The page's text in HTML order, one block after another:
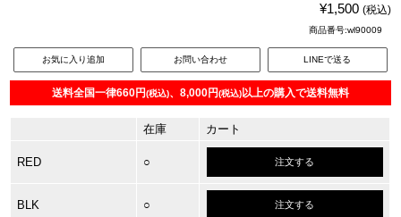
¥1,500 (税込)
商品番号:wl90009
お気に入り追加 お問い合わせ LINEで送る
送料全国一律660円(税込)、8,000円(税込)以上の購入で送料無料
在庫 カート
RED ○ 注文する
BLK ○ 注文する